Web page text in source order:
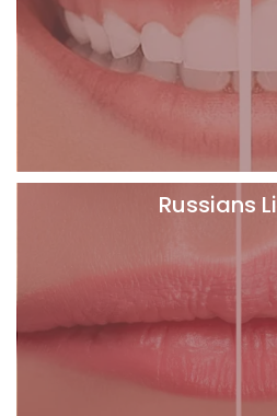
Russians